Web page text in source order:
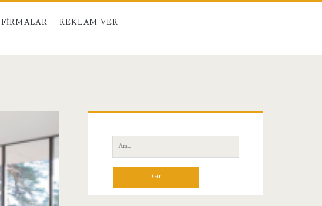
FIRMALAR REKLAM VER
Yan
Menü
Ara: